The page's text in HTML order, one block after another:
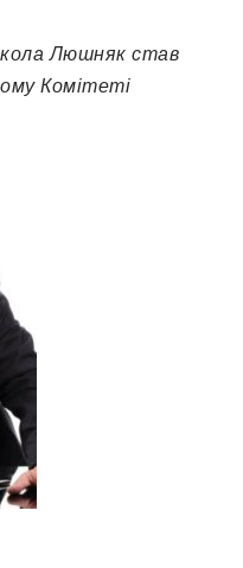
Люшняк став
Комітеті